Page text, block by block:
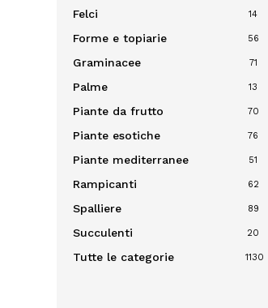
Felci 14
Forme e topiarie 56
Graminacee 71
Palme 13
Piante da frutto 70
Piante esotiche 76
Piante mediterranee 51
Rampicanti 62
Spalliere 89
Succulenti 20
Tutte le categorie 1130